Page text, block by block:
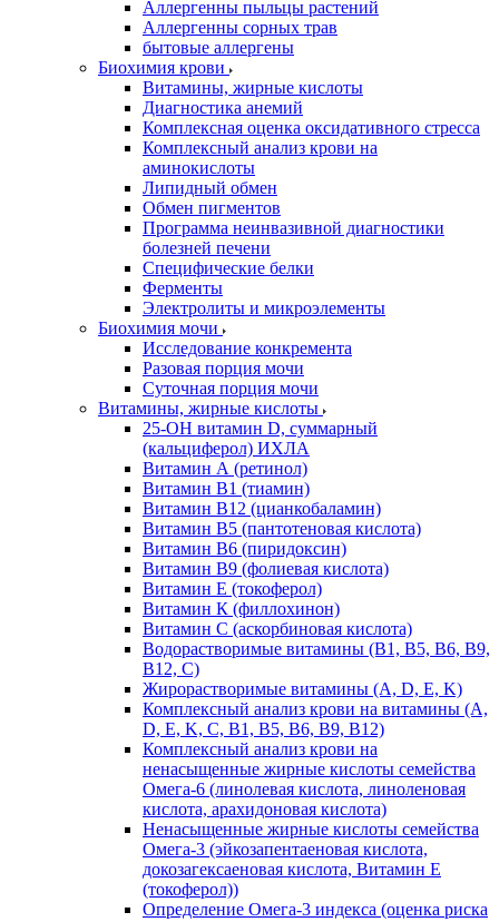
Аллергенны пыльцы растений
Аллергенны сорных трав
бытовые аллергены
Биохимия крови
Витамины, жирные кислоты
Диагностика анемий
Комплексная оценка оксидативного стресса
Комплексный анализ крови на
аминокислоты
Липидный обмен
Обмен пигментов
Программа неинвазивной диагностики
болезней печени
Специфические белки
Ферменты
Электролиты и микроэлементы
Биохимия мочи
Исследование конкремента
Разовая порция мочи
Суточная порция мочи
Витамины, жирные кислоты
25-OH витамин D, суммарный
(кальциферол) ИХЛА
Витамин А (ретинол)
Витамин В1 (тиамин)
Витамин В12 (цианкобаламин)
Витамин В5 (пантотеновая кислота)
Витамин В6 (пиридоксин)
Витамин В9 (фолиевая кислота)
Витамин Е (токоферол)
Витамин К (филлохинон)
Витамин С (аскорбиновая кислота)
Водорастворимые витамины (B1, B5, B6, В9,
В12, С)
Жирорастворимые витамины (A, D, E, K)
Комплексный анализ крови на витамины (A,
D, E, K, C, B1, B5, B6, В9, B12)
Комплексный анализ крови на
ненасыщенные жирные кислоты семейства
Омега-6 (линолевая кислота, линоленовая
кислота, арахидоновая кислота)
Ненасыщенные жирные кислоты семейства
Омега-3 (эйкозапентаеновая кислота,
докозагексаеновая кислота, Витамин E
(токоферол))
Определение Омега-3 индекса (оценка риска